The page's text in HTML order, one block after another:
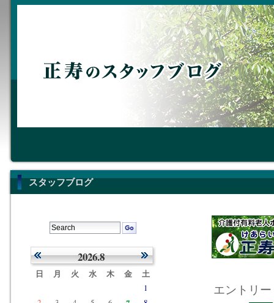
スタッフブログ
エントリ
2026.8
日 月 火 水 木 金 土
1